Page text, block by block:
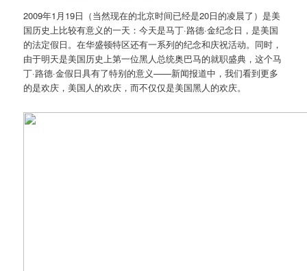
2009年1月19日（当然现在的北京时间已经是20日的凌晨了）是美
国历史上比较有意义的一天：今天是马丁·路德·金纪念日，是美国
的法定假日。在华盛顿特区还有一系列的纪念和庆祝活动。同时，
由于明天是美国历史上第一位黑人总统奥巴马的就职盛典，这个马
丁·路德·金假日具有了特别的意义——新闻报道中，我们看到更多
的是欢庆，美国人的欢庆，而不仅仅是美国黑人的欢庆。